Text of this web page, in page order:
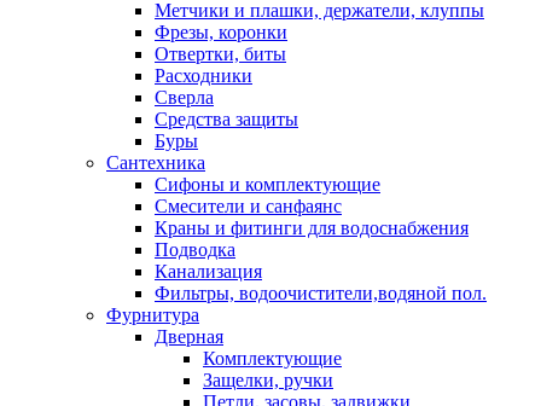
Метчики и плашки, держатели, клуппы
Фрезы, коронки
Отвертки, биты
Расходники
Сверла
Средства защиты
Буры
Сантехника
Сифоны и комплектующие
Смесители и санфаянс
Краны и фитинги для водоснабжения
Подводка
Канализация
Фильтры, водоочистители,водяной пол.
Фурнитура
Дверная
Комплектующие
Защелки, ручки
Петли, засовы, задвижки